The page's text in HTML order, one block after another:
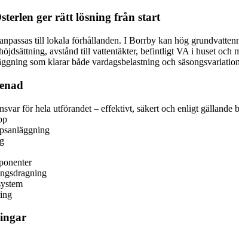
ger rätt lösning från start
till lokala förhållanden. I Borrby kan hög
avstånd till vattentäkter, befintligt VA i huset
som klarar både vardagsbelastning och
för hela utförandet – effektivt, säkert och enligt gällande